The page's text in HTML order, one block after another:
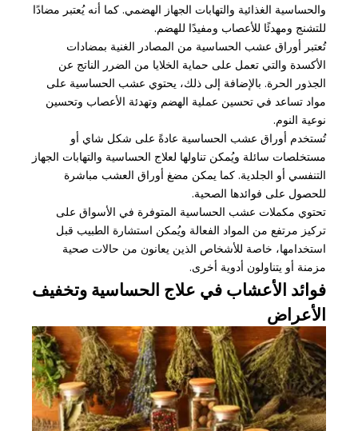
والحساسية الغذائية والتهابات الجهاز الهضمي. كما أنه يُعتبر مضادًا
للتشنج ومهدئًا للأعصاب ومفيدًا للهضم.
تُعتبر أوراق عشب الحساسية من المصادر الغنية بمضادات
الأكسدة والتي تعمل على حماية الخلايا من الضرر الناتج عن
الجذور الحرة. بالإضافة إلى ذلك، يحتوي عشب الحساسية على
مواد تساعد في تحسين عملية الهضم وتهدئة الأعصاب وتحسين
نوعية النوم.
تُستخدم أوراق عشب الحساسية عادةً على شكل شاي أو
مستخلصات سائلة ويُمكن تناولها لعلاج الحساسية والتهابات الجهاز
التنفسي أو الجلدية. كما يمكن مضغ أوراق العشب مباشرة
للحصول على فوائدها الصحية.
تحتوي مكملات عشب الحساسية المتوفرة في الأسواق على
تركيز مرتفع من المواد الفعالة ويُمكن استشارة الطبيب قبل
استخدامها، خاصة للأشخاص الذين يعانون من حالات صحية
مزمنة أو يتناولون أدوية أخرى.
فوائد الأعشاب في علاج الحساسية وتخفيف
الأعراض